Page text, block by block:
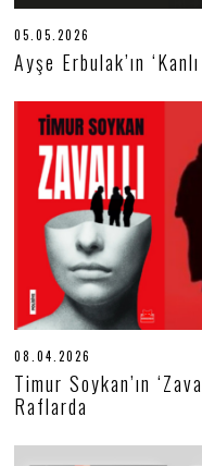
05.05.2026
.
5
.
2
0
2
6
Ayşe Erbulak’ın
08.04.2026
.
Timur Soykan’ın
Raflarda